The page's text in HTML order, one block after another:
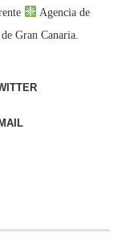
Agencia de
Gran Canaria.